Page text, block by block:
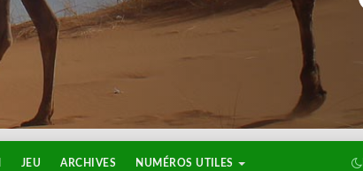
JEU ARCHIVES NUMÉROS UTILES